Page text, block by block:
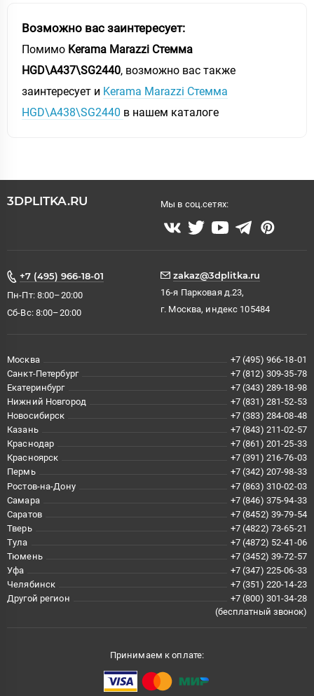
Возможно вас заинтересует:
Помимо Kerama Marazzi Стемма
HGD\A437\SG2440, возможно вас также
заинтересует и Kerama Marazzi Стемма
HGD\A438\SG2440 в нашем каталоге
3DPLITKA.RU Мы в соц.сетях:
+7 (495) 966-18-01
Пн-Пт: 8:00–20:00
Сб-Вс: 8:00–20:00
zakaz@3dplitka.ru
16-я Парковая д.23,
г. Москва, индекс 105484
Москва
+7 (495) 966-18-01
Санкт-Петербург
+7 (812) 309-35-78
Екатеринбург
+7 (343) 289-18-98
Нижний Новгород
+7 (831) 281-52-53
Новосибирск
+7 (383) 284-08-48
Казань
+7 (843) 211-02-57
Краснодар
+7 (861) 201-25-33
Красноярск
+7 (391) 216-76-03
Пермь
+7 (342) 207-98-33
Ростов-на-Дону
+7 (863) 310-02-03
Самара
+7 (846) 375-94-33
Саратов
+7 (8452) 39-79-54
Тверь
+7 (4822) 73-65-21
Тула
+7 (4872) 52-41-06
Тюмень
+7 (3452) 39-72-57
Уфа
+7 (347) 225-06-33
Челябинск
+7 (351) 220-14-23
Другой регион
+7 (800) 301-34-28
(бесплатный звонок)
Принимаем к оплате: